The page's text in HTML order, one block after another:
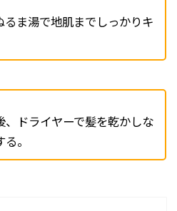
るま湯で地肌までしっかりキ
、ドライヤーで髪を乾かしな
。